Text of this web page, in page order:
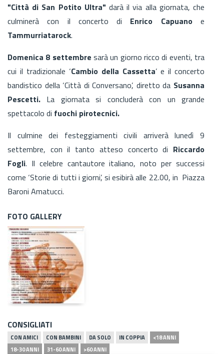
"Città di San Potito Ultra" darà il via alla giornata, che
culminerà con il concerto di Enrico Capuanoe
Tammurriatarock.
Domenica 8 settembre sarà un giorno ricco di eventi, tra
cui il tradizionale ‘Cambio della Cassetta’ e il concerto
bandistico della ‘Città di Conversano’, diretto da Susanna
Pescetti. La giornata si concluderà con un grande
spettacolo di fuochi pirotecnici.
Il culmine dei festeggiamenti civili arriverà lunedì 9
settembre, con il tanto atteso concerto di Riccardo
Fogli. Il celebre cantautore italiano, noto per successi
come ‘Storie di tutti i giorni’, si esibirà alle 22.00, in Piazza
Baroni Amatucci.
FOTO GALLERY
CONSIGLIATI
CON AMICI CON BAMBINI DA SOLO IN COPPIA
<18 ANNI
18-30 ANNI
31-60 ANNI >60 ANNI